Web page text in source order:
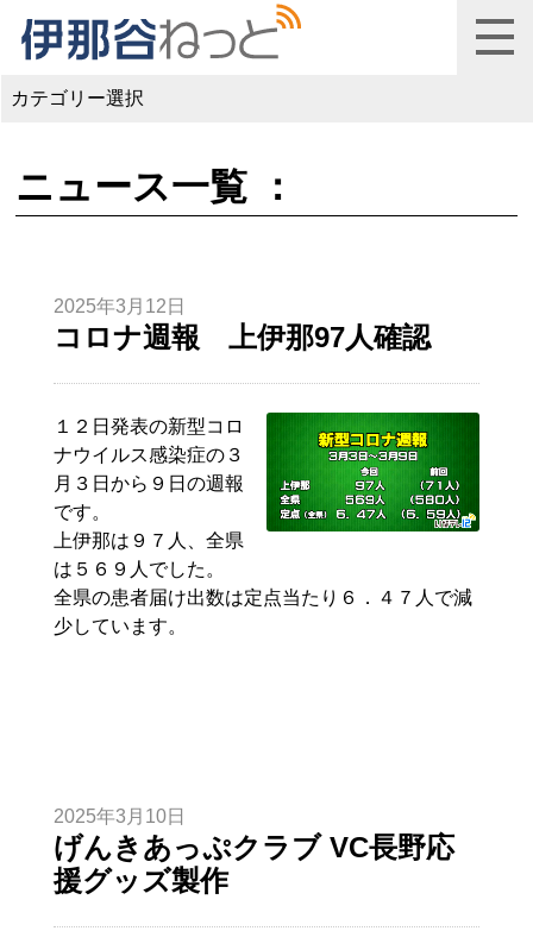
カテゴリー選択
ニュース一覧 ：
2025年3月12日
コロナ週報 上伊那97人確認
１２日発表の新型コロ
ナウイルス感染症の３
月３日から９日の週報
です。
上伊那は９７人、全県
は５６９人でした。
全県の患者届け出数は定点当たり６．４７人で減
少しています。
2025年3月10日
げんきあっぷクラブ VC長野応
援グッズ製作